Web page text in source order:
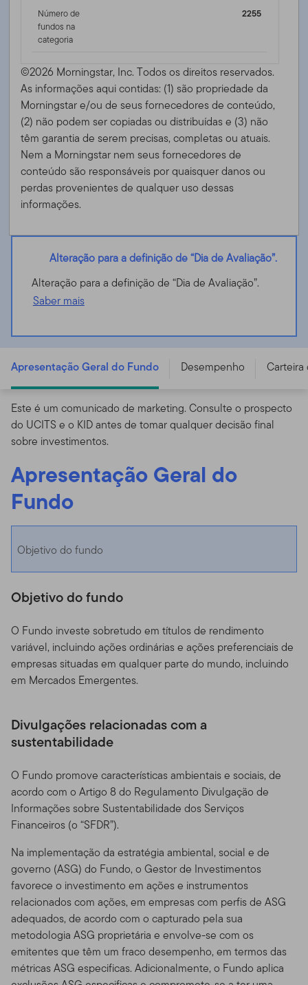
Número de
fundos na
categoria
2255
©2026 Morningstar, Inc. Todos os direitos reservados.
As informações aqui contidas: (1) são propriedade da
Morningstar e/ou de seus fornecedores de conteúdo,
(2) não podem ser copiadas ou distribuídas e (3) não
têm garantia de serem precisas, completas ou atuais.
Nem a Morningstar nem seus fornecedores de
conteúdo são responsáveis ​​por quaisquer danos ou
perdas provenientes de qualquer uso dessas
informações.
Alteração para a definição de “Dia de Avaliação”.
Alteração para a definição de “Dia de Avaliação”.
Saber mais
LU0122614380
Apresentação Geral do Fundo Desempenho
Este é um comunicado de marketing. Consulte o prospecto
do UCITS e o KID antes de tomar qualquer decisão final
sobre investimentos.
Apresentação Geral do
Fundo
Objetivo do fundo
Objetivo do fundo
O Fundo investe sobretudo em títulos de rendimento
variável, incluindo ações ordinárias e ações preferenciais de
empresas situadas em qualquer parte do mundo, incluindo
em Mercados Emergentes.
Divulgações relacionadas com a
sustentabilidade
O Fundo promove características ambientais e sociais, de
acordo com o Artigo 8 do Regulamento Divulgação de
Informações sobre Sustentabilidade dos Serviços
Financeiros (o “SFDR”).
Na implementação da estratégia ambiental, social e de
governo (ASG) do Fundo, o Gestor de Investimentos
favorece o investimento em ações e instrumentos
relacionados com ações, em empresas com perfis de ASG
adequados, de acordo com o capturado pela sua
metodologia ASG proprietária e envolve-se com os
emitentes que têm um fraco desempenho, em termos das
métricas ASG especificas. Adicionalmente, o Fundo aplica